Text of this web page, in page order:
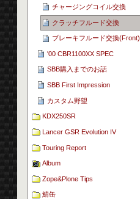
チャージングコイル交換
クラッチフルード交換
ブレーキフルード交換(Front)
'00 CBR1100XX SPEC
SBB購入までのお話
SBB First Impression
カスタム野望
KDX250SR
Lancer GSR Evolution IV
Touring Report
Album
Zope&Plone Tips
鯖缶